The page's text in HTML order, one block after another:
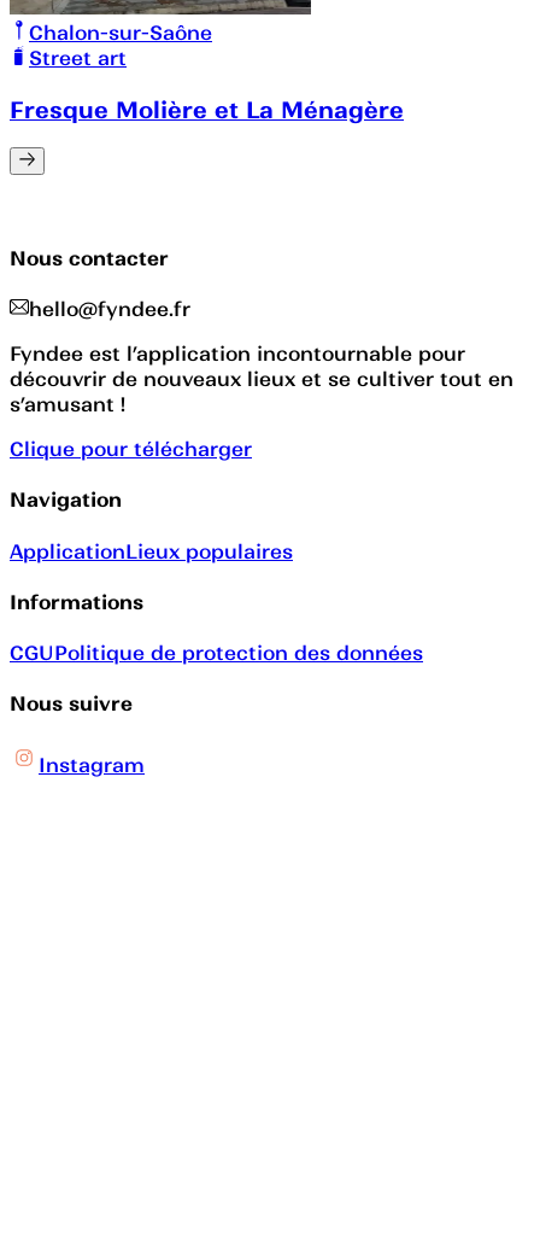
Chalon-sur-Saône
Street art
Fresque Molière et La Ménagère
Nous contacter
hello@fyndee.fr
Fyndee est l’application incontournable pour
découvrir de nouveaux lieux et se cultiver tout en
s’amusant !
Clique pour télécharger
Navigation
ApplicationLieux populaires
Informations
CGUPolitique de protection des données
Nous suivre
Instagram